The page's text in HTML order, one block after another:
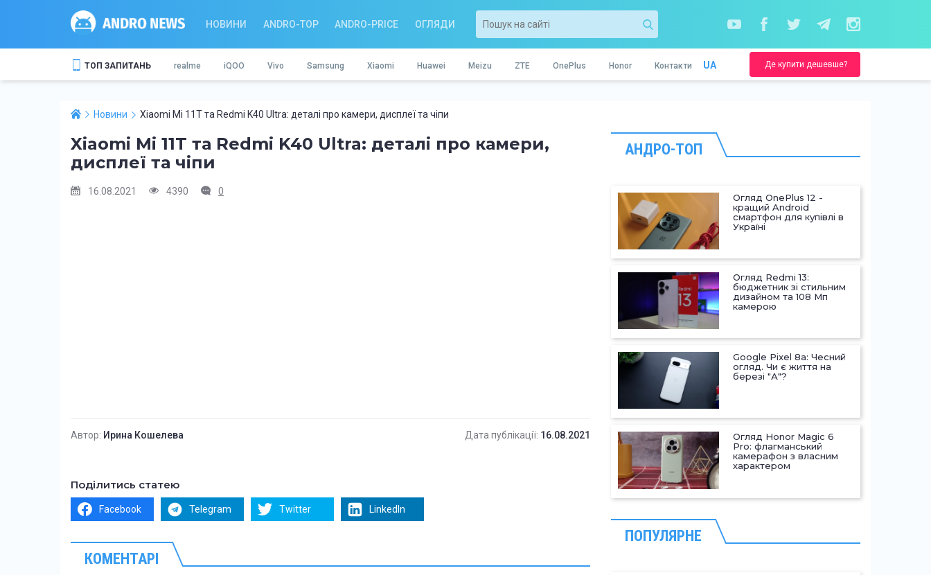
НОВИНИ ANDRO-TOP ANDRO-PRICE ОГЛЯДИ
ТОП ЗАПИТАНЬ realme iQOO Vivo Samsung Xiaomi Huawei Meizu ZTE OnePlus Honor Контакти UA Де купити дешевше?
Новини Xiaomi Mi 11T та Redmi K40 Ultra: деталі про камери, дисплеї та чіпи
Xiaomi Mi 11T та Redmi K40 Ultra: деталі про камери,
дисплеї та чіпи
16.08.2021 4390 0
Автор: Ирина Кошелева Дата публікації: 16.08.2021
Поділитись статею
Facebook Telegram Twitter LinkedIn
КОМЕНТАРІ
АНДРО-ТОП
Огляд OnePlus 12 -
кращий Android
смартфон для купівлі в
Україні
Огляд Redmi 13:
бюджетник зі стильним
дизайном та 108 Мп
камерою
Google Pixel 8a: Чесний
огляд. Чи є життя на
березі "А"?
Огляд Honor Magic 6
Pro: флагманський
камерафон з власним
характером
ПОПУЛЯРНЕ